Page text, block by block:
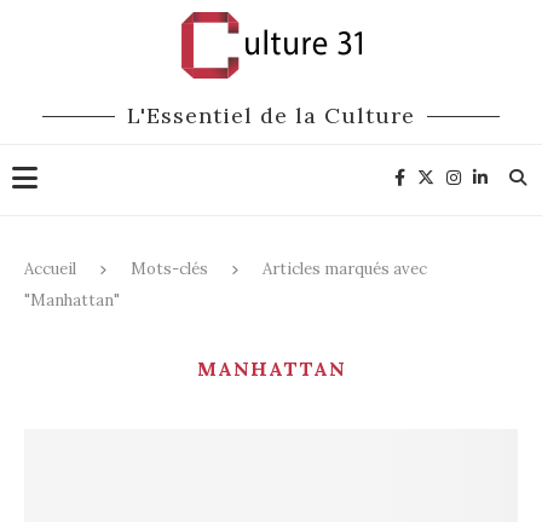
L'Essentiel de la Culture
Accueil Mots-clés
Articles marqués avec
"Manhattan"
MANHATTAN